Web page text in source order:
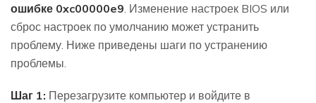
ошибке 0xc00000e9 . Изменение настроек BIOS или
сброс настроек по умолчанию может устранить
проблему. Ниже приведены шаги по устранению
проблемы.
Шаг 1: Перезагрузите компьютер и войдите в